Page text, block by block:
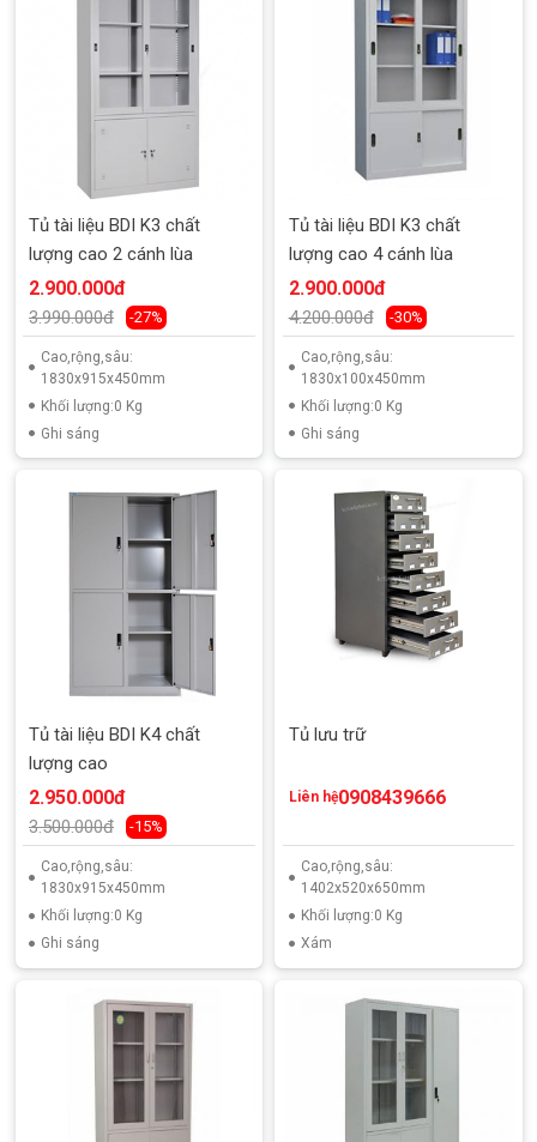
Tủ tài liệu BDI K3 chất
lượng cao 2 cánh lùa
2.900.000đ
3.990.000đ -27%
Cao,rộng,sâu:
1830x915x450mm
Khối lượng:0 Kg
Ghi sáng
Tủ tài liệu BDI K3 chất
lượng cao 4 cánh lùa
2.900.000đ
4.200.000đ -30%
Cao,rộng,sâu:
1830x100x450mm
Khối lượng:0 Kg
Ghi sáng
Tủ tài liệu BDI K4 chất
lượng cao
2.950.000đ
3.500.000đ -15%
Cao,rộng,sâu:
1830x915x450mm
Khối lượng:0 Kg
Ghi sáng
Tủ lưu trữ
Liên hệ0908439666
Cao,rộng,sâu:
1402x520x650mm
Khối lượng:0 Kg
Xám